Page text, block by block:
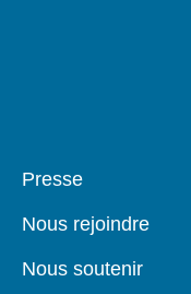
Pied
Presse
Nous rejoindre
Nous soutenir